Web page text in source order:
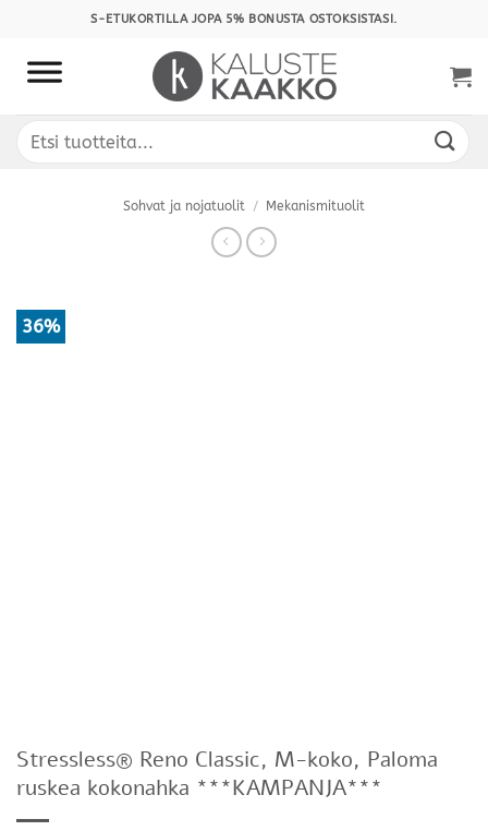
content
S-ETUKORTILLA JOPA 5% BONUSTA OSTOKSISTASI.
Etsi:
Sohvat ja nojatuolit / Mekanismituolit
36%
Stressless® Reno Classic, M-koko, Paloma
ruskea kokonahka ***KAMPANJA***